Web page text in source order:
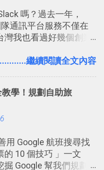
嗎？過去一年，
通訊平台服務不僅在
灣我也看過好幾個創業
有什麼魅力？它是不是
合作中使用了 Slack
」： Slack 裡擁有跟
有趣影音圖文的功能。
但是 Slack 的頻道、群
的聊天，不會干擾工作
繼續閱讀全文內容
學！規劃自助旅
用 Google 航班搜尋找
的 10 個技巧 」一文
Google 幫我們規劃